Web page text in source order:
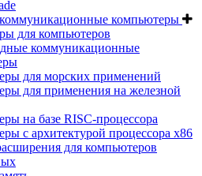
компьютеры
для компьютеров
коммуникационные
для морских применений
для применения на железной
на базе RISC-процессора
с архитектурой процессора x86
для компьютеров